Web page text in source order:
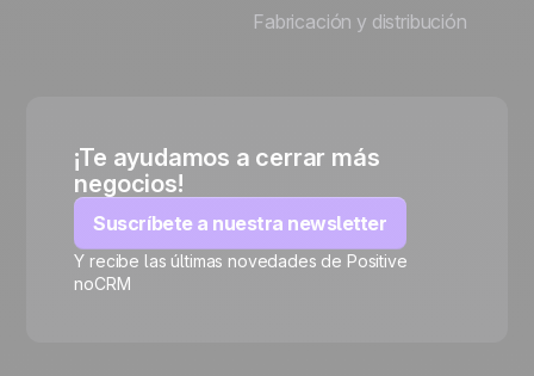
Fabricación y distribución
¡Te ayudamos a cerrar más
negocios!
Suscríbete a nuestra newsletter
Y recibe las últimas novedades de Positive
noCRM